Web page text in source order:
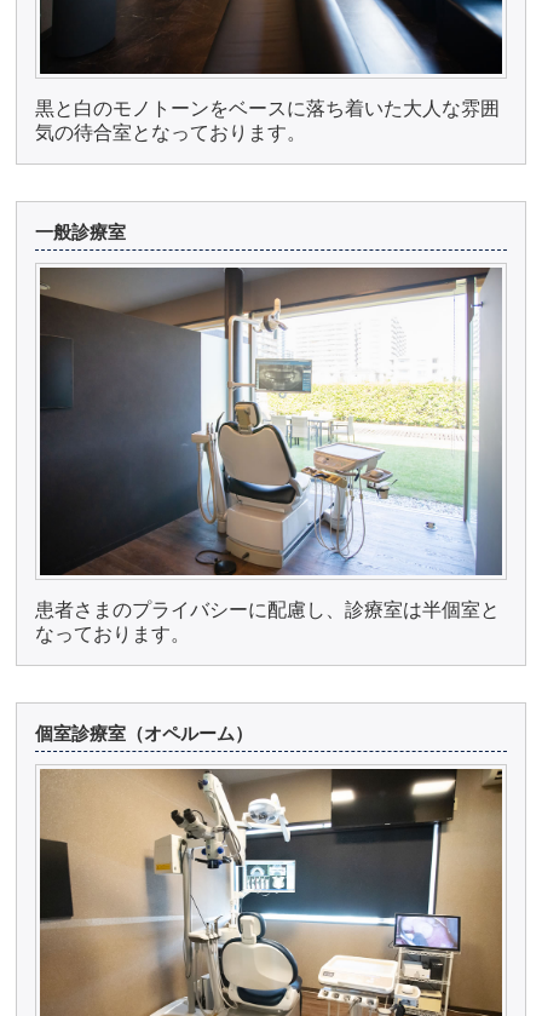
黒と白のモノトーンをベースに落ち着いた大人な雰囲
気の待合室となっております。
一般診療室
患者さまのプライバシーに配慮し、診療室は半個室と
なっております。
個室診療室（オペルーム）